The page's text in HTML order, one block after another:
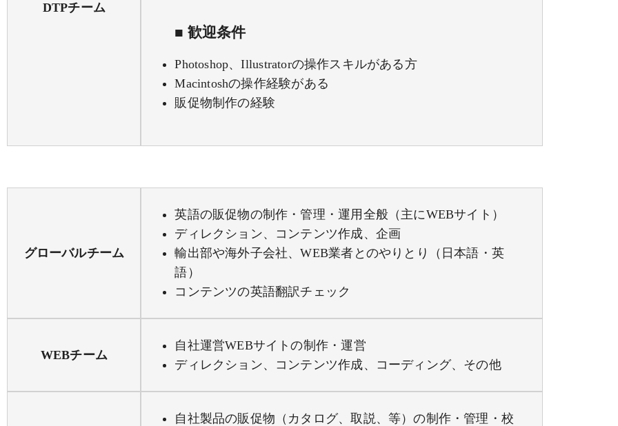
DTPチーム
■ 歓迎条件
Photoshop、Illustratorの操作スキルがある方
Macintoshの操作経験がある
販促物制作の経験
グローバルチーム
英語の販促物の制作・管理・運用全般（主にWEBサイト）
ディレクション、コンテンツ作成、企画
輸出部や海外子会社、WEB業者とのやりとり（日本語・英
語）
コンテンツの英語翻訳チェック
WEBチーム
自社運営WEBサイトの制作・運営
ディレクション、コンテンツ作成、コーディング、その他
自社製品の販促物（カタログ、取説、等）の制作・管理・校